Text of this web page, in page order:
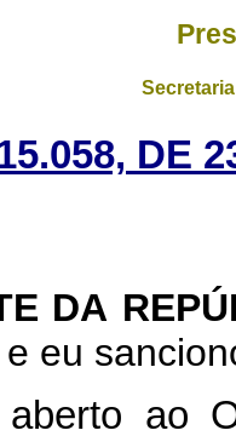
DE
DA
eu
aberto ao